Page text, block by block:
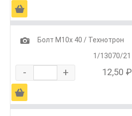
Ä
1
Болт М10х 40 / Технотрон
1/13070/21
- + 12,50 ₽
Ä